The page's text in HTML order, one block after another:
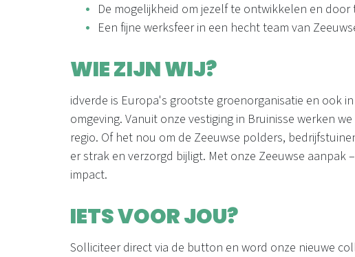
De mogelijkheid om jezelf te ontwikkelen en door
Een fijne werksfeer in een hecht team van
WIE ZIJN WIJ?
idverde is Europa's grootste groenorganisatie en ook
omgeving. Vanuit onze vestiging in Bruinisse werken
regio. Of het nou om de Zeeuwse polders,
er strak en verzorgd bijligt. Met onze Zeeuwse aanpak
impact.
IETS VOOR JOU?
Solliciteer direct via de button en word onze nieuwe